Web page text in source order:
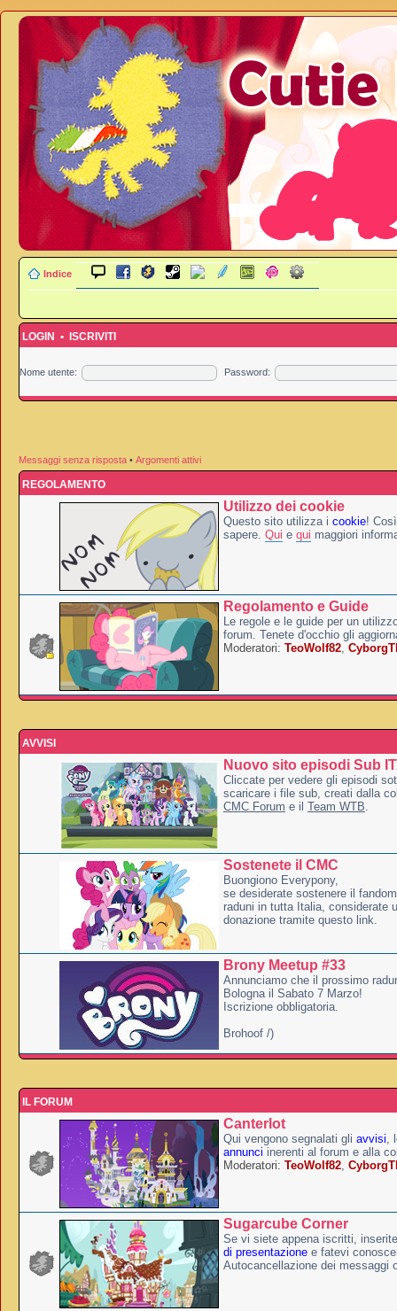
Indice
LOGIN • ISCRIVITI
Nome utente: Password:
Messaggi senza risposta • Argomenti attivi
REGOLAMENTO
Utilizzo dei cookie
Questo sito utilizza i cookie!
sapere. Qui e qui maggiori
Regolamento e Guide
Le regole e le guide per un
forum. Tenete d'occhio gli
Moderatori: TeoWolf82,
AVVISI
Nuovo sito episodi Sub
Cliccate per vedere gli episodi
scaricare i file sub, creati dalla
CMC Forum e il Team WTB.
Sostenete il CMC
Buongiono Everypony,
se desiderate sostenere il
raduni in tutta Italia, considerate
donazione tramite questo link.
Brony Meetup #33
Annunciamo che il prossimo
Bologna il Sabato 7 Marzo!
Iscrizione obbligatoria.
Brohoof /)
IL FORUM
Canterlot
Qui vengono segnalati gli avvisi,
annunci inerenti al forum e alla
Moderatori: TeoWolf82,
Sugarcube Corner
Se vi siete appena iscritti,
di presentazione e fatevi
Autocancellazione dei messaggi